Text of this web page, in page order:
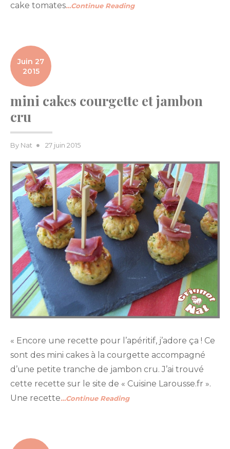
cake tomates…Continue Reading
Juin 27
2015
mini cakes courgette et jambon
cru
By Nat
Posted
27 juin 2015
« Encore une recette pour l’apéritif, j’adore ça ! Ce
sont des mini cakes à la courgette accompagné
d’une petite tranche de jambon cru. J’ai trouvé
cette recette sur le site de « Cuisine Larousse.fr ».
Une recette…Continue Reading